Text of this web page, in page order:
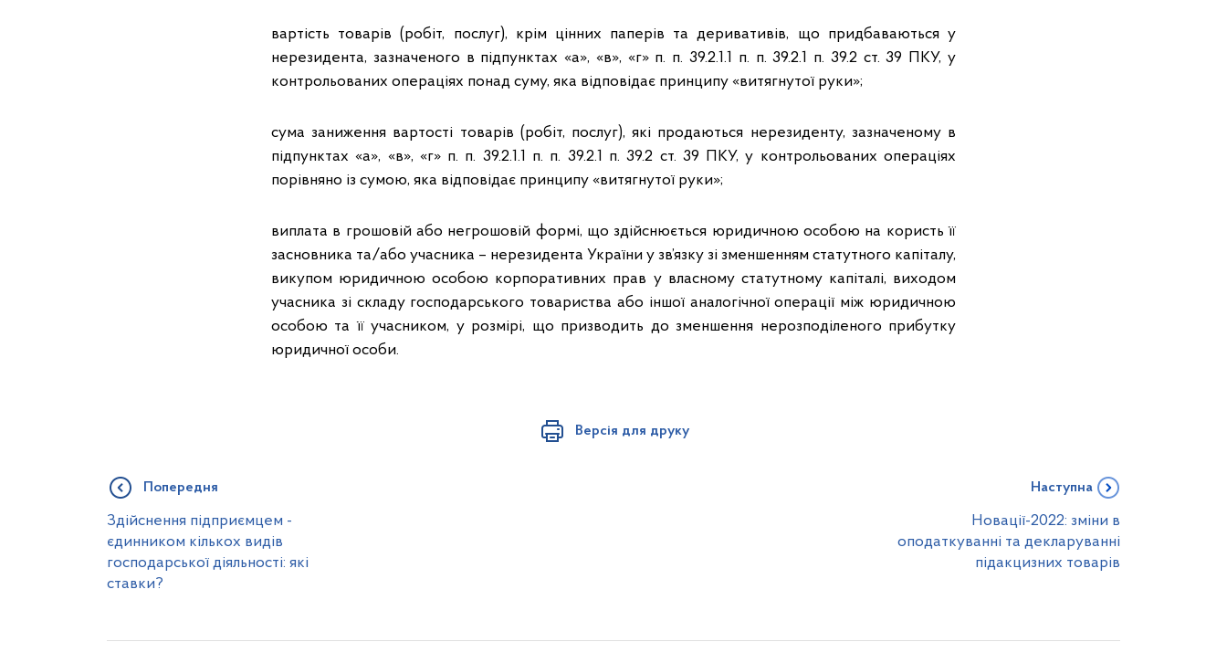
вартість товарів (робіт, послуг), крім цінних паперів та деривативів, що придбаваються у
нерезидента, зазначеного в підпунктах «а», «в», «г» п. п. 39.2.1.1 п. п. 39.2.1 п. 39.2 ст. 39 ПКУ, у
контрольованих операціях понад суму, яка відповідає принципу «витягнутої руки»;
сума заниження вартості товарів (робіт, послуг), які продаються нерезиденту, зазначеному в
підпунктах «а», «в», «г» п. п. 39.2.1.1 п. п. 39.2.1 п. 39.2 ст. 39 ПКУ, у контрольованих операціях
порівняно із сумою, яка відповідає принципу «витягнутої руки»;
виплата в грошовій або негрошовій формі, що здійснюється юридичною особою на користь її
засновника та/або учасника – нерезидента України у зв’язку зі зменшенням статутного капіталу,
викупом юридичною особою корпоративних прав у власному статутному капіталі, виходом
учасника зі складу господарського товариства або іншої аналогічної операції між юридичною
особою та її учасником, у розмірі, що призводить до зменшення нерозподіленого прибутку
юридичної особи.
Версія для друку
Попередня
Здійснення підприємцем -
єдинником кількох видів
господарської діяльності: які
ставки?
Наступна
Новації-2022: зміни в
оподаткуванні та декларуванні
підакцизних товарів